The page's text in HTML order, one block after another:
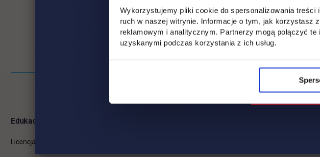
Wykorzystujemy pliki cookie do spersonalizowania treści
ruch w naszej witrynie. Informacje o tym, jak korzystasz
reklamowym i analitycznym. Partnerzy mogą połączyć
uzyskanymi podczas korzystania z ich usług.
Edukacja
Licencjackie